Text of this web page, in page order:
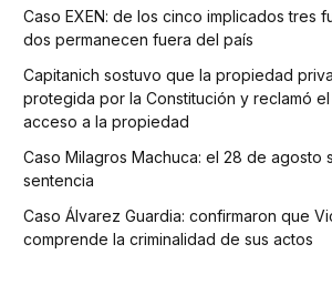
Caso EXEN: de los cinco implicados tres
dos permanecen fuera del país
Capitanich sostuvo que la propiedad
protegida por la Constitución y reclamó
acceso a la propiedad
Caso Milagros Machuca: el 28 de agosto
sentencia
Caso Álvarez Guardia: confirmaron que
comprende la criminalidad de sus actos